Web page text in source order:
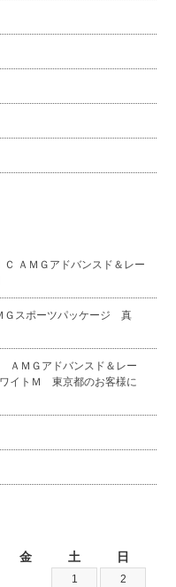
Ｃ ＡＭＧアドバンスド＆レー
Ｇスポーツパッケージ 真
ＭＧアドバンスド＆レー
イトＭ 東京都のお客様に
金 土 日
1 2